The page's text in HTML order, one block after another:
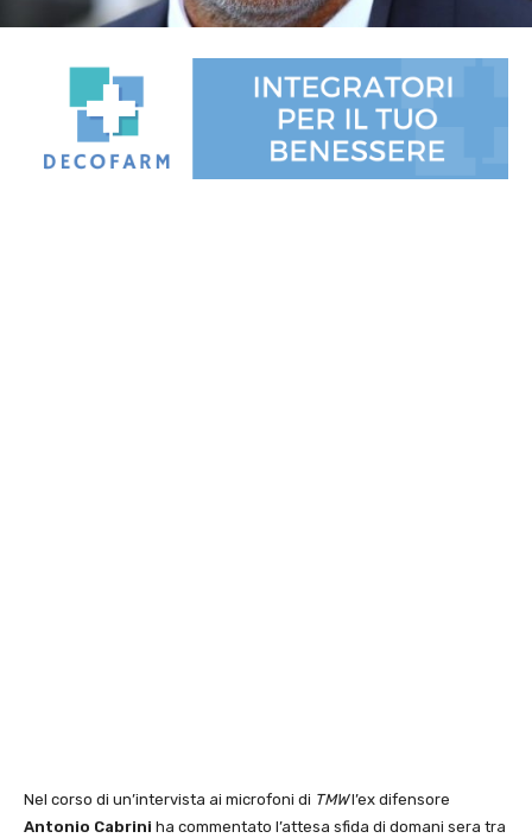
Nel corso di un’intervista ai microfoni di TMWl’ex difensore
Antonio Cabrini ha commentato l’attesa sfida di domani sera tra